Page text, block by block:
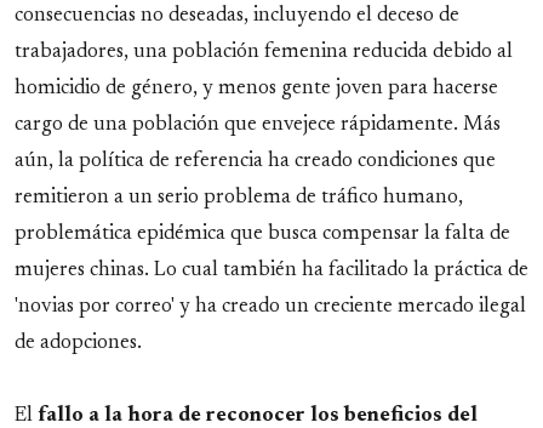
consecuencias no deseadas, incluyendo el deceso de
trabajadores, una población femenina reducida debido al
homicidio de género, y menos gente joven para hacerse
cargo de una población que envejece rápidamente. Más
aún, la política de referencia ha creado condiciones que
remitieron a un serio problema de tráfico humano,
problemática epidémica que busca compensar la falta de
mujeres chinas. Lo cual también ha facilitado la práctica de
'novias por correo' y ha creado un creciente mercado ilegal
de adopciones.
El fallo a la hora de reconocer los beneficios del